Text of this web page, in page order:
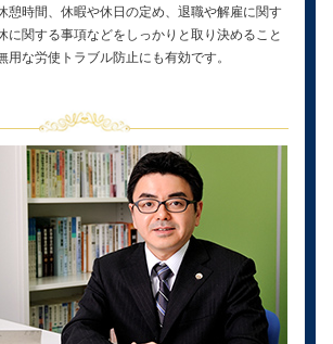
憩時間、休暇や休日の定め、退職や解雇に関す
に関する事項などをしっかりと取り決めること
用な労使トラブル防止にも有効です。